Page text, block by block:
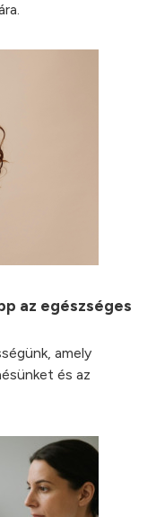
az egészséges
amely
és az